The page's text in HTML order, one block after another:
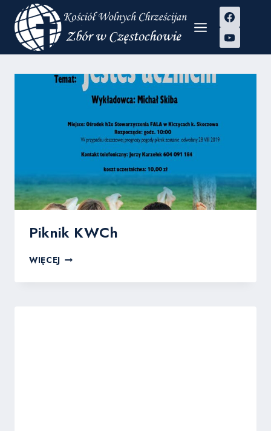
Przejdź
treści
Piknik KWCh
WIĘCEJ PIKNIK